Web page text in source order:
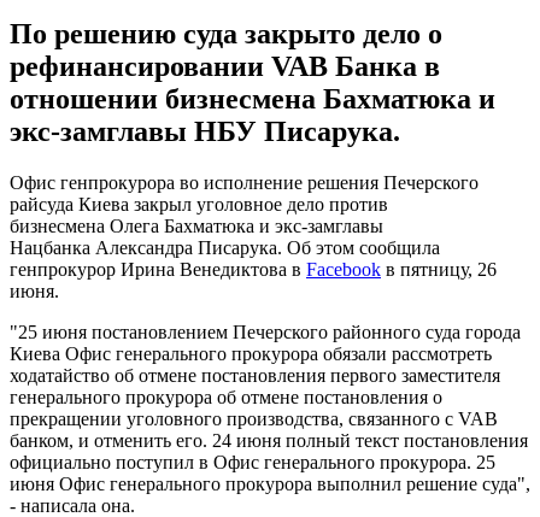
По решению суда закрыто дело о
рефинансировании VAB Банка в
отношении бизнесмена Бахматюка и
экс-замглавы НБУ Писарука.
Офис генпрокурора во исполнение решения Печерского
райсуда Киева закрыл уголовное дело против
бизнесмена Олега Бахматюка и экс-замглавы
Нацбанка Александра Писарука. Об этом сообщила
генпрокурор Ирина Венедиктова в Facebook в пятницу, 26
июня.
"25 июня постановлением Печерского районного суда города
Киева Офис генерального прокурора обязали рассмотреть
ходатайство об отмене постановления первого заместителя
генерального прокурора об отмене постановления о
прекращении уголовного производства, связанного с VAB
банком, и отменить его. 24 июня полный текст постановления
официально поступил в Офис генерального прокурора. 25
июня Офис генерального прокурора выполнил решение суда",
- написала она.